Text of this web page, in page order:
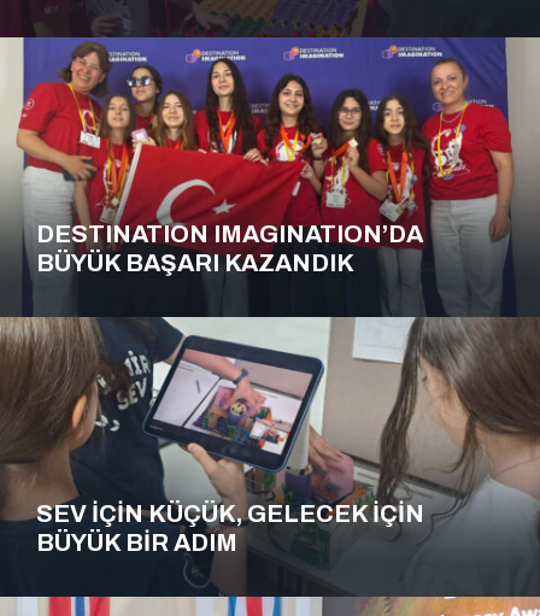
DESTINATION IMAGINATION’DA
BÜYÜK BAŞARI KAZANDIK
SEV İÇİN KÜÇÜK, GELECEK İÇİN
BÜYÜK BİR ADIM